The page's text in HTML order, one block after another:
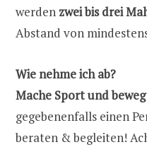
werden zwei bis drei
Abstand von
Wie nehme ich ab?
Mache Sport und
gegebenenfalls einen
beraten & begleiten!